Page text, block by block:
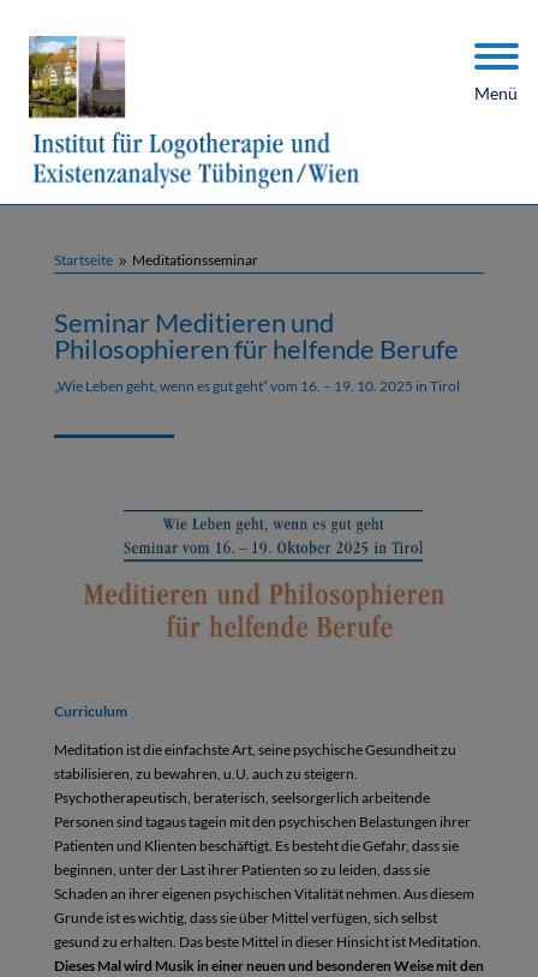
Menü
Startseite 9 Meditationsseminar
Seminar Meditieren und
Philosophieren für helfende Berufe
„Wie Leben geht, wenn es gut geht“ vom 16. – 19. 10. 2025 in Tirol
Curriculum
Meditation ist die einfachste Art, seine psychische Gesundheit zu
stabilisieren, zu bewahren, u.U. auch zu steigern.
Psychotherapeutisch, beraterisch, seelsorgerlich arbeitende
Personen sind tagaus tagein mit den psychischen Belastungen ihrer
Patienten und Klienten beschäftigt. Es besteht die Gefahr, dass sie
beginnen, unter der Last ihrer Patienten so zu leiden, dass sie
Schaden an ihrer eigenen psychischen Vitalität nehmen. Aus diesem
Grunde ist es wichtig, dass sie über Mittel verfügen, sich selbst
gesund zu erhalten. Das beste Mittel in dieser Hinsicht ist Meditation.
Dieses Mal wird Musik in einer neuen und besonderen Weise mit den